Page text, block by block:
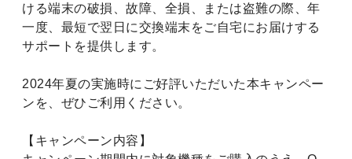
ける端末の破損、故障、全損、または盗難の際、年
一度、最短で翌日に交換端末をご自宅にお届けする
サポートを提供します。
2024年夏の実施時にご好評いただいた本キャンペー
ンを、ぜひご利用ください。
【キャンペーン内容】